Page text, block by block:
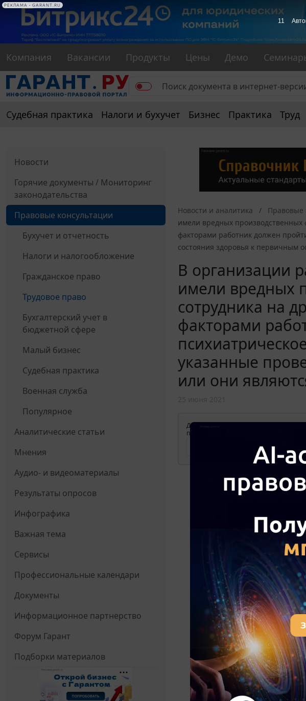
РЕКЛАМА
Компания Вакансии Продукты Цены Демо
Судебная практика Налоги и бухучет Бизнес Практика Труд
Новости
Горячие документы / Мониторинг
законодательства
Правовые консультации
Бухучет и отчетность
Налоги и налогообложение
Гражданское право
Трудовое право
Бухгалтерский учет в
бюджетной сфере
Малый бизнес
Судебная практика
Военная служба
Популярное
Аналитические статьи
Мнения
Аудио- и видеоматериалы
Результаты опросов
Инфографика
Важная тема
Сервисы
Профессиональные календари
Документы
Информационное партнерство
Форум Гарант
Подборки материалов
Новости и аналитика Правовые
имели вредных производственных
факторами работник должен
состояния здоровья к первичным
В организации
имели вредных
сотрудника на
факторами
указанные
или они
Для просмотра актуального текста
применения документа,
10
РЕКЛАМА • GARANT.RU